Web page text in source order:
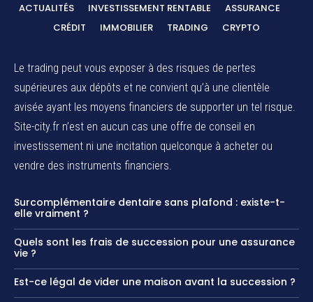
ACTUALITÉS INVESTISSEMENT RENTABLE
ASSURANCE
CRÉDIT
IMMOBILIER TRADING CRYPTO
Le trading peut vous exposer à des risques de pertes
supérieures aux dépôts et ne convient qu’à une clientèle
avisée ayant les moyens financiers de supporter un tel risque.
Site-city.fr n’est en aucun cas une offre de conseil en
investissement ni une incitation quelconque à acheter ou
vendre des instruments financiers.
Surcomplémentaire dentaire sans plafond : existe-t-
elle vraiment ?
Quels sont les frais de succession pour une assurance
vie ?
Est-ce légal de vider une maison avant la succession ?